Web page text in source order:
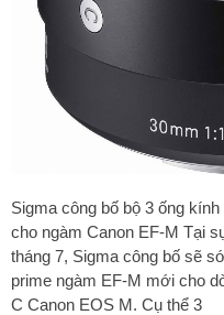
Sigma công bố bộ 3 ống
cho ngàm Canon EF-M Tại
tháng 7, Sigma công bố sẽ
prime ngàm EF-M mới cho
C Canon EOS M. Cụ thể 3